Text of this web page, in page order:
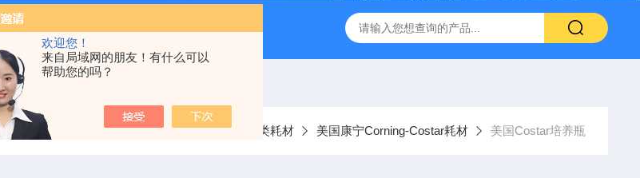
欢迎您！
来自局域网的朋友！有什么可以
帮助您的吗？
4000 美国Corning 384孔细胞培养板 安捷伦Agilent色谱柱清单1 产品价格
当前位置： 首页 产品中心 细胞培养类耗材 美国康宁Corning-Costar耗材 美国Costar培养瓶